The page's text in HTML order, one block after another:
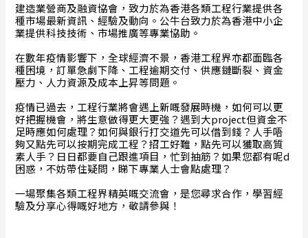
建造業營商及融資協會，致力於為香港各類工程行業提供各
種市場最新資訊、經驗及動向。公牛台致力於為香港中小企
業提供科技技術、市場推廣等專業協助。
在數年疫情影響下，全球經濟不景，香港工程界亦都面臨各
種困境，訂單急劇下降、工程逾期交付、供應鏈斷裂、資金
壓力、人力資源及成本上昇等問題。
疫情已過去，工程行業將會遇上新嘅發展時機，如何可以更
好把握機會，將生意做得更大更強？遇到大project但資金不
足時應如何處理？如何與銀行打交道先可以借到錢？人手唔
夠又點先可以按期完成工程？招工好難，點先可以獲取高質
素人手？日日都要自己跟進項目，忙到抽筋？如果您都有呢d
困惑，不妨帶住疑問，睇下專業人士會點處理？
一場聚集各類工程界精英嘅交流會，是您尋求合作，學習經
驗及分享心得嘅好地方，敬請參與！